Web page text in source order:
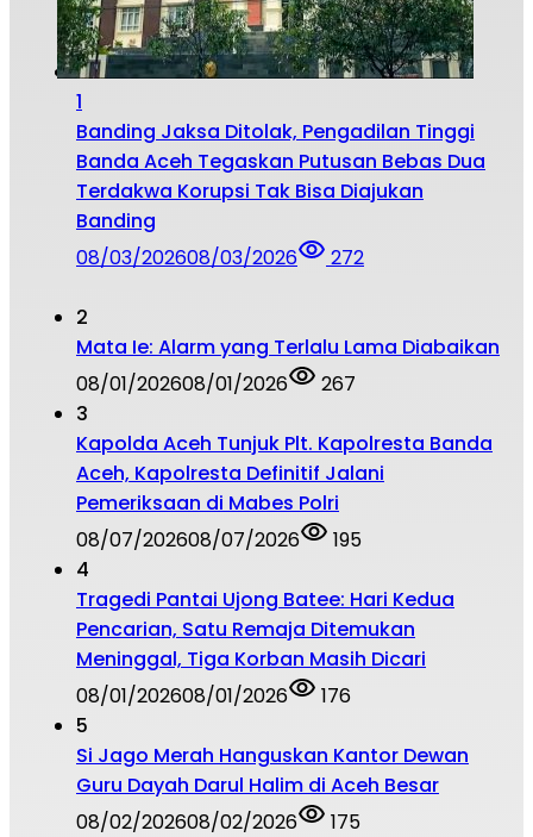
1
Banding Jaksa Ditolak, Pengadilan Tinggi
Banda Aceh Tegaskan Putusan Bebas Dua
Terdakwa Korupsi Tak Bisa Diajukan
Banding
08/03/202608/03/2026 272
2
Mata Ie: Alarm yang Terlalu Lama Diabaikan
08/01/202608/01/2026
267
3
Kapolda Aceh Tunjuk Plt. Kapolresta Banda
Aceh, Kapolresta Definitif Jalani
Pemeriksaan di Mabes Polri
08/07/202608/07/2026
195
4
Tragedi Pantai Ujong Batee: Hari Kedua
Pencarian, Satu Remaja Ditemukan
Meninggal, Tiga Korban Masih Dicari
08/01/202608/01/2026
176
5
Si Jago Merah Hanguskan Kantor Dewan
Guru Dayah Darul Halim di Aceh Besar
08/02/202608/02/2026
175